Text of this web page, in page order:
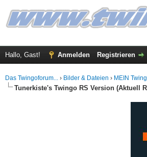
Hallo, Gast! Anmelden Registrieren
Das Twingoforum... › Bilder & Dateien › MEIN
Tunerkiste's Twingo RS Version (Aktuell